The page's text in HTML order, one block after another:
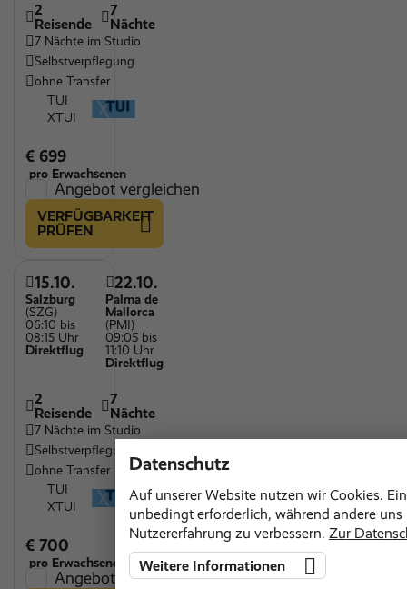
2
Reisende
7
Nächte
7 Nächte im Studio
Selbstverpflegung
ohne Transfer
TUI
XTUI
€ 699
pro Erwachsenen
Angebot vergleichen
VERFÜGBARKEIT
PRÜFEN
15.10.
Salzburg
(SZG)
06:10 bis
08:15 Uhr
Direktflug
22.10.
Palma de
Mallorca
(PMI)
09:05 bis
11:10 Uhr
Direktflug
2
Reisende
7
Nächte
7 Nächte im Studio
Selbstverpflegung
ohne Transfer
TUI
XTUI
€ 700
pro Erwachsenen
Angebot vergleichen
Datenschutz
Auf unserer Website nutzen wir Cookies.
unbedingt erforderlich, während andere uns
Nutzererfahrung zu verbessern. Zur
Weitere Informationen